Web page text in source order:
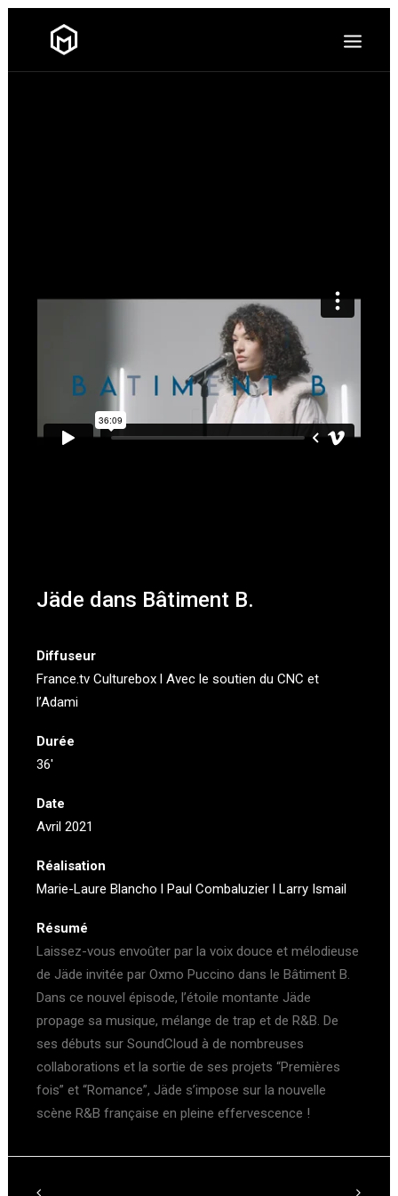
Jäde dans Bâtiment B.
Diffuseur
France.tv Culturebox l Avec le soutien du CNC et
l’Adami
Durée
36′
Date
Avril 2021
Réalisation
Marie-Laure Blancho l Paul Combaluzier l Larry Ismail
Résumé
Laissez-vous envoûter par la voix douce et mélodieuse
de Jäde invitée par Oxmo Puccino dans le Bâtiment B.
Dans ce nouvel épisode, l’étoile montante Jäde
propage sa musique, mélange de trap et de R&B. De
ses débuts sur SoundCloud à de nombreuses
collaborations et la sortie de ses projets “Premières
fois” et “Romance”, Jäde s’impose sur la nouvelle
scène R&B française en pleine effervescence !